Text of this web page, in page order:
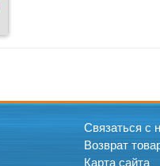
Связаться с
Возврат
Карта сайта